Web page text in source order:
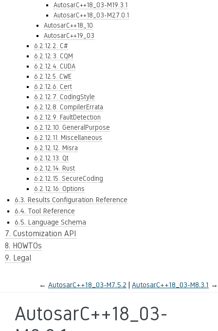
AutosarC++18_03-M19.3.1
AutosarC++18_03-M27.0.1
AutosarC++18_10
AutosarC++19_03
6.2.12.2. C#
6.2.12.3. CQM
6.2.12.4. CUDA
6.2.12.5. CWE
6.2.12.6. Cert
6.2.12.7. CodingStyle
6.2.12.8. CompilerErrata
6.2.12.9. FaultDetection
6.2.12.10. GeneralPurpose
6.2.12.11. Miscellaneous
6.2.12.12. Misra
6.2.12.13. Qt
6.2.12.14. Rust
6.2.12.15. SecureCoding
6.2.12.16. Options
6.3. Results Configuration Reference
6.4. Tool Reference
6.5. Language Schema
7. Customization API
8. HOWTOs
9. Legal
← AutosarC++18_03-M7.5.2 AutosarC++18_03-M8.3.1 →
AutosarC++18_03-